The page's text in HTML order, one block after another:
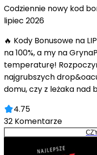
Codziennie nowy kod
lipiec 2026
🔥 Kody Bonusowe na
na 100%, a my na
temperaturę!
najgrubszych
domu, czy z leżaka nad
4.75
32 Komentarze